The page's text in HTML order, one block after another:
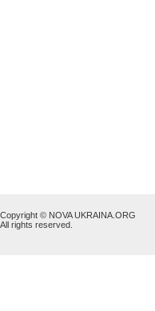
Copyright © NOVA UKRAINA.ORG
All rights reserved.